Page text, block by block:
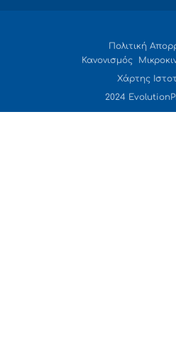
Πολιτική
Κανονισμός
Χάρτης
2024